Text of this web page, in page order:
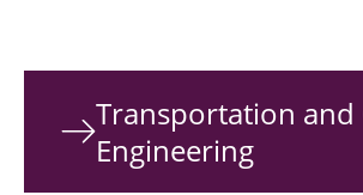
Transportation and
Engineering